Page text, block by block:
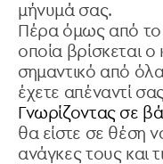
μήνυμά σας.
Πέρα όμως από το
οποία βρίσκεται
σημαντικό από
έχετε απέναντί
Γνωρίζοντας σε
θα είστε σε θέση
ανάγκες τους και